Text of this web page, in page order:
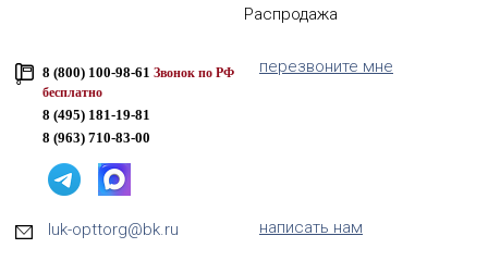
Распродажа
8 (800) 100-98-61 Звонок по РФ
бесплатно
8 (495) 181-19-81
8 (963) 710-83-00
перезвоните мне
luk-opttorg@bk.ru написать нам